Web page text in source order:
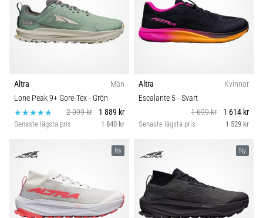
Altra
Män
Lone Peak 9+ Gore-Tex- Grön
2 099 kr
1 889 kr
Senaste lägsta pris 1 840 kr
Altra
Kvinnor
Escalante 5- Svart
1 699 kr
1 614 kr
Senaste lägsta pris 1 529 kr
Ny Ny